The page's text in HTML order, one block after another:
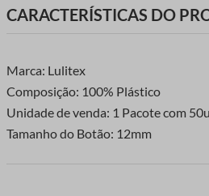
CARACTERÍSTICAS DO
Marca: Lulitex
Composição: 100% Plástico
Unidade de venda: 1 Pacote com
Tamanho do Botão: 12mm